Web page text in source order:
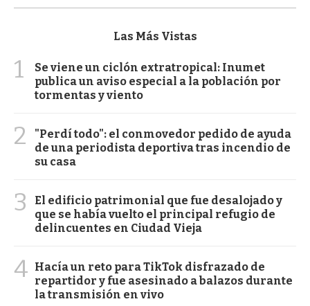
Las Más Vistas
1
Se viene un ciclón extratropical: Inumet
publica un aviso especial a la población por
tormentas y viento
2
"Perdí todo": el conmovedor pedido de ayuda
de una periodista deportiva tras incendio de
su casa
3
El edificio patrimonial que fue desalojado y
que se había vuelto el principal refugio de
delincuentes en Ciudad Vieja
4 Hacía un reto para TikTok disfrazado de
repartidor y fue asesinado a balazos durante
la transmisión en vivo